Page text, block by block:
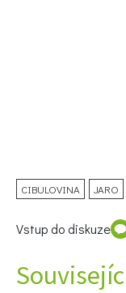
CIBULOVINA JARO
Vstup do diskuze